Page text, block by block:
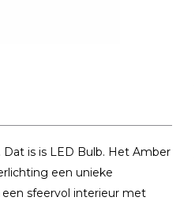
is is LED Bulb. Het Amber
een unieke
sfeervol interieur met